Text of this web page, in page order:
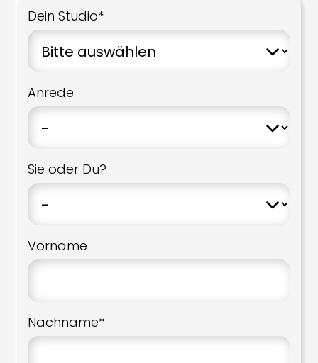
Dein Studio*
Anrede
Sie oder Du?
Vorname
Nachname*